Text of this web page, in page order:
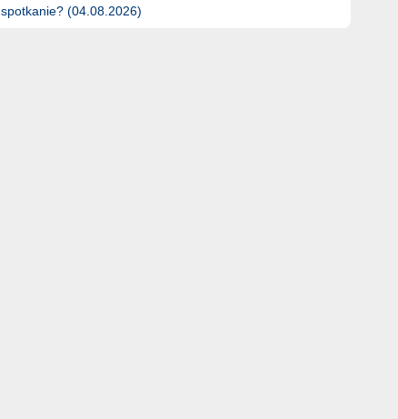
spotkanie? (04.08.2026)